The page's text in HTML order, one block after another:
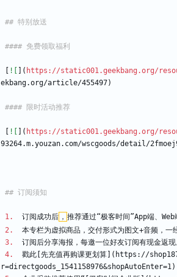
![ ]( https://static001.geekbang.org/
ekbang.org/article/455497)
![ ]( https://static001.geekbang.org/
93264.m.youzan.com/wscgoods/detail/
1.
  订阅成功后
， 推荐通过“极客时间”App端、Web
2.
本专栏为虚拟商品，交付形式为图文+音频，一
3.
订阅后分享海报，每邀一位好友订阅有现金返现
4.
戳此[先充值再购课更划算](https://
r=directgoods_1541158976&shopAutoEnter=1)